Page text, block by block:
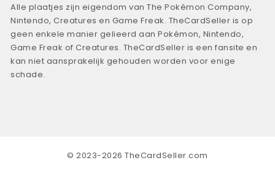
Alle plaatjes zijn eigendom van The Pokémon Company,
Nintendo, Creatures en Game Freak. TheCardSeller is op
geen enkele manier gelieerd aan Pokémon, Nintendo,
Game Freak of Creatures. TheCardSeller is een fansite en
kan niet aansprakelijk gehouden worden voor enige
schade.
© 2023-2026 TheCardSeller.com